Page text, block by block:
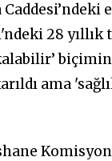
28
ama